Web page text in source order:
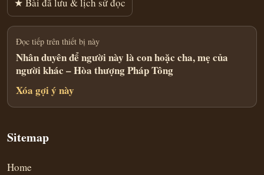
Đọc tiếp trên thiết bị này
Nhân duyên để người này là con hoặc cha, mẹ của
người khác – Hòa thượng Pháp Tông
Xóa gợi ý này
Sitemap
Home